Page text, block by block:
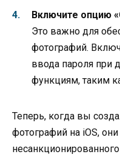
Включите опцию
Это важно для
фотографий.
ввода пароля при
функциям, таким
Теперь, когда вы
фотографий на iOS,